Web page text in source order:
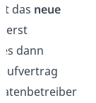
das neue
erst
dann